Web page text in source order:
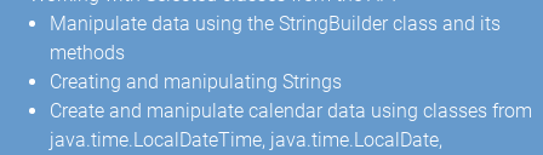
Manipulate data using the StringBuilder class and its
methods
Creating and manipulating Strings
Create and manipulate calendar data using classes from
java.time.LocalDateTime, java.time.LocalDate,